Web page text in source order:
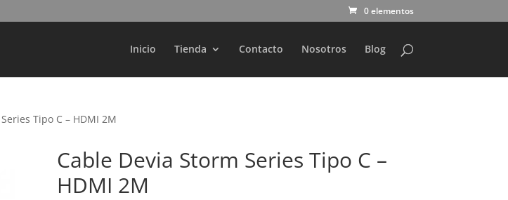
0 elementos
Inicio Tienda Contacto Nosotros Blog
Búsqueda
productos
Tipo C – HDMI 2M
Cable Devia Storm Series Tipo C –
HDMI 2M